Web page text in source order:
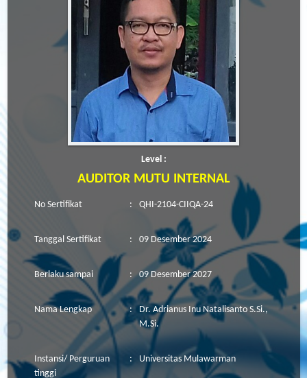
Level :
AUDITOR MUTU INTERNAL
No Sertifikat : QHI-2104-CIIQA-24
Tanggal Sertifikat : 09 Desember 2024
Berlaku sampai : 09 Desember 2027
Nama Lengkap :
Dr. Adrianus Inu Natalisanto S.Si.,
M.Si.
Instansi/ Perguruan
tinggi
: Universitas Mulawarman